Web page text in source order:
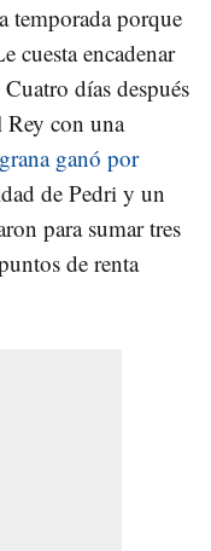
temporada porque
cuesta encadenar
días después
con una
ganó por
de Pedri y un
para sumar tres
de renta